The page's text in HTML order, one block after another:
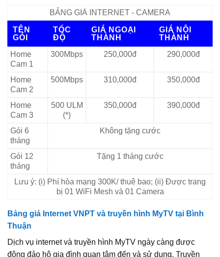
BẢNG GIÁ INTERNET - CAMERA
TÊN
GÓI
TỐC
ĐỘ
GIÁ NGOẠI
THÀNH
GIÁ NỘI
THÀNH
Home
Cam 1
300Mbps 250,000đ 290,000đ
Home
Cam 2
500Mbps 310,000đ 350,000đ
Home
Cam 3
500 ULM
(*)
350,000đ 390,000đ
Gói 6
tháng
Không tặng cước
Gói 12
tháng
Tặng 1 tháng cước
Lưu ý: (i) Phí hòa mạng 300K/ thuê bao; (ii) Được trang
bị 01 WiFi Mesh và 01 Camera
Bảng giá Internet VNPT và truyền hình MyTV tại Bình
Thuận
Dịch vụ internet và truyền hình MyTV ngày càng được
đông đảo hộ gia đình quan tâm đến và sử dụng. Truyền